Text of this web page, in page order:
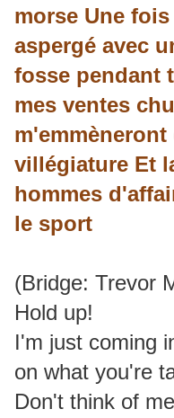
morse Une
aspergé avec
fosse pendant
mes ventes
villégiature Et
hommes
le sport
(Bridge: Trevor
Hold up!
I'm just coming
on what you're
Don't think of